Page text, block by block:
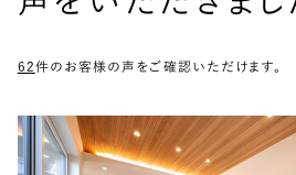
62件のお客様の声をご確認いただけます。